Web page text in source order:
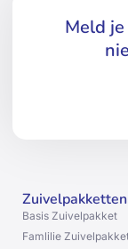
Meld
Zuivelpakketten
Basis Zuivelpakket
Famlilie